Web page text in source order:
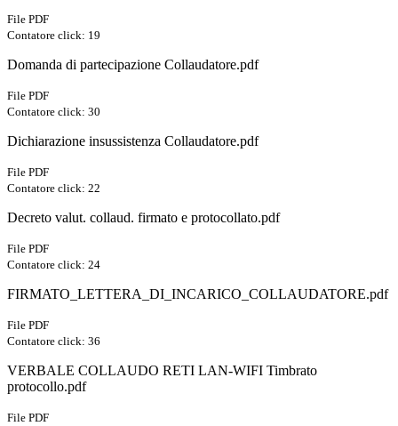
File PDF
Contatore click: 19
Domanda di partecipazione Collaudatore.pdf
File PDF
Contatore click: 30
Dichiarazione insussistenza Collaudatore.pdf
File PDF
Contatore click: 22
Decreto valut. collaud. firmato e protocollato.pdf
File PDF
Contatore click: 24
FIRMATO_LETTERA_DI_INCARICO_COLLAUDATORE.pdf
File PDF
Contatore click: 36
VERBALE COLLAUDO RETI LAN-WIFI Timbrato
protocollo.pdf
File PDF